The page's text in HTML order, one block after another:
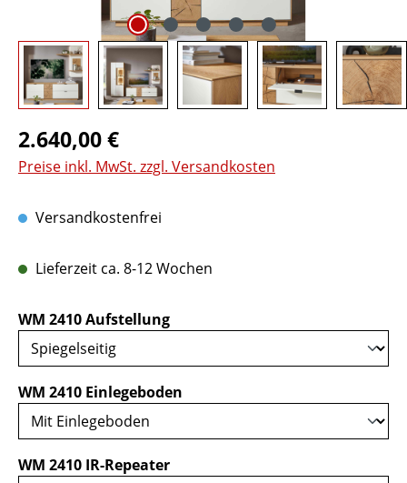
Regulärer Preis:
2.640,00 €
Preise inkl. MwSt. zzgl. Versandkosten
Versandkostenfrei
Lieferzeit ca. 8-12 Wochen
WM 2410 Aufstellungauswählen
WM 2410 Einlegeboden
WM 2410 IR-Repeaterauswählen